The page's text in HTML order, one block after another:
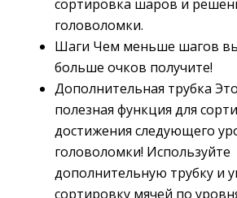
сортировка шаров и
головоломки.
Шаги Чем меньше шагов вы
больше очков получите!
Дополнительная трубка
полезная функция для
достижения следующего
головоломки! Используйте
дополнительную трубку и
сортировку мячей по